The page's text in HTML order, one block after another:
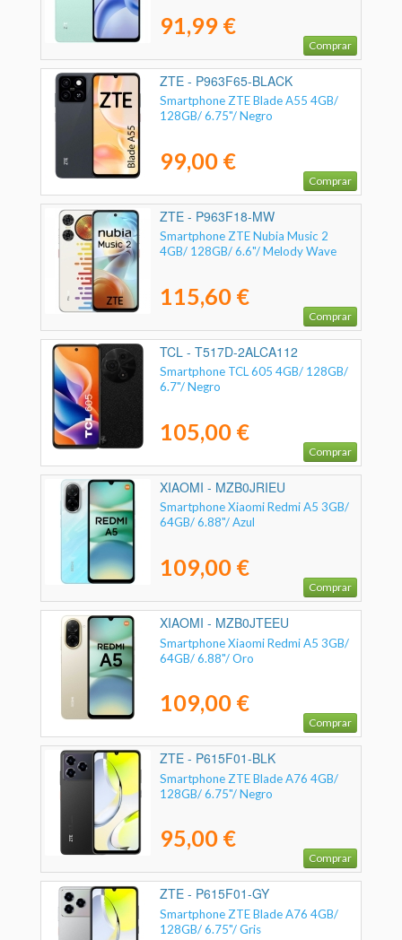
91,99 €
Comprar
ZTE - P963F65-BLACK
Smartphone ZTE Blade A55 4GB/
128GB/ 6.75"/ Negro
99,00 €
Comprar
ZTE - P963F18-MW
Smartphone ZTE Nubia Music 2
4GB/ 128GB/ 6.6"/ Melody Wave
115,60 €
Comprar
TCL - T517D-2ALCA112
Smartphone TCL 605 4GB/ 128GB/
6.7"/ Negro
105,00 €
Comprar
XIAOMI - MZB0JRIEU
Smartphone Xiaomi Redmi A5 3GB/
64GB/ 6.88"/ Azul
109,00 €
Comprar
XIAOMI - MZB0JTEEU
Smartphone Xiaomi Redmi A5 3GB/
64GB/ 6.88"/ Oro
109,00 €
Comprar
ZTE - P615F01-BLK
Smartphone ZTE Blade A76 4GB/
128GB/ 6.75"/ Negro
95,00 €
Comprar
ZTE - P615F01-GY
Smartphone ZTE Blade A76 4GB/
128GB/ 6.75"/ Gris